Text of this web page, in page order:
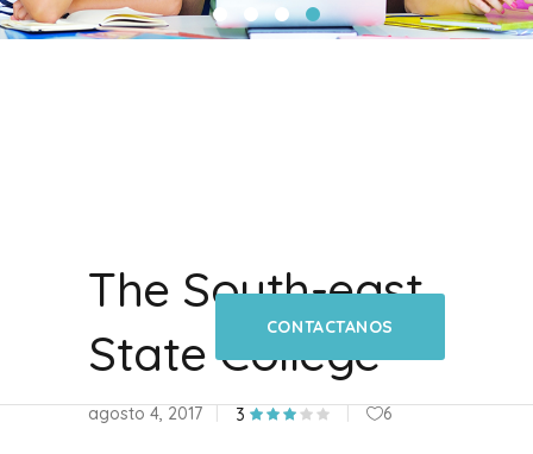
The South-east
State College
agosto 4, 2017 3 6
CONTACTANOS